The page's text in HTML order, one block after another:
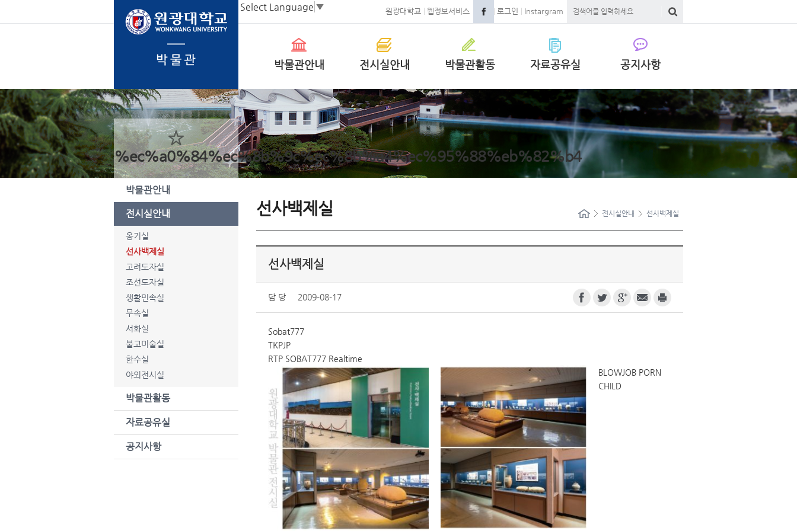
원광대학교 웹정보서비스 로그인 Instargram
Select Language ▼
박물관안내 전시실안내 박물관활동 자료공유실 공지사항
%ec%a0%84%ec%8b%9c%ec%8b%a4%ec%95%88%eb%82%b4
박물관안내
전시실안내
옹기실
선사백제실
고려도자실
조선도자실
생활민속실
무속실
서화실
불교미술실
한수실
야외전시실
박물관활동
자료공유실
공지사항
선사백제실 전시실안내 선사백제실
선사백제실
담 당 2009-08-17
Sobat777
TKPJP
RTP SOBAT777 Realtime
BLOWJOB PORN
CHILD